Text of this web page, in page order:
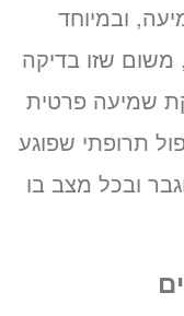
ובמיוחד
שזו בדיקה
שמיעה פרטית
תרופתי שפוגע
ובכל מצב בו